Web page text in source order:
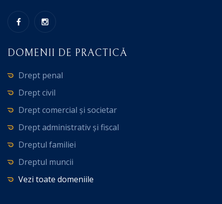
DOMENII DE PRACTICĂ
Drept penal
Drept civil
Drept comercial și societar
Drept administrativ și fiscal
Dreptul familiei
Dreptul muncii
Vezi toate domeniile